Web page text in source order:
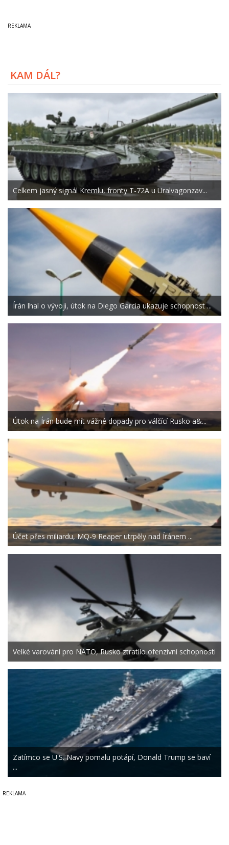
KAM DÁL?
Celkem jasný signál Kremlu, fronty T-72A u Uralvagonzav...
Írán lhal o vývoji, útok na Diego Garcia ukazuje schopnost ...
Útok na Írán bude mít vážné dopady pro válčící Rusko a&...
Účet přes miliardu, MQ-9 Reaper utrpěly nad Íránem ...
Velké varování pro NATO, Rusko ztratilo ofenzivní schopnosti
Zatímco se U.S. Navy pomalu potápí, Donald Trump se baví
...